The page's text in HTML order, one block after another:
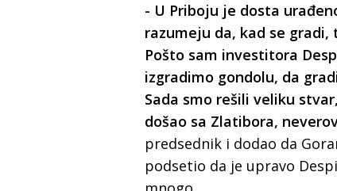
- U Priboju je dosta
razumeju da, kad se
Pošto sam investitora
izgradimo gondolu, da
Sada smo rešili veliku
došao sa Zlatibora,
predsednik i dodao da
podsetio da je upravo